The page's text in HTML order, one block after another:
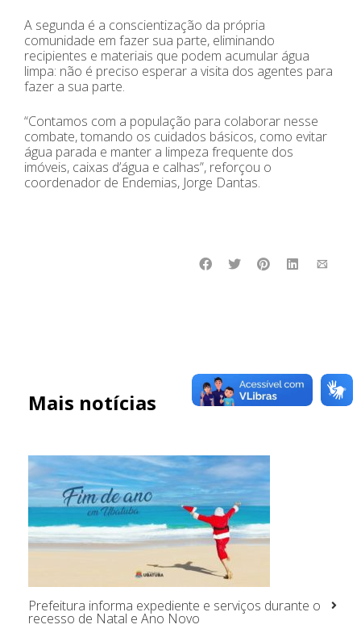
A segunda é a conscientização da própria
comunidade em fazer sua parte, eliminando
recipientes e materiais que podem acumular água
limpa: não é preciso esperar a visita dos agentes para
fazer a sua parte.
“Contamos com a população para colaborar nesse
combate, tomando os cuidados básicos, como evitar
água parada e manter a limpeza frequente dos
imóveis, caixas d’água e calhas”, reforçou o
coordenador de Endemias, Jorge Dantas.
Mais notícias
Prefeitura informa expediente e serviços durante o
recesso de Natal e Ano Novo